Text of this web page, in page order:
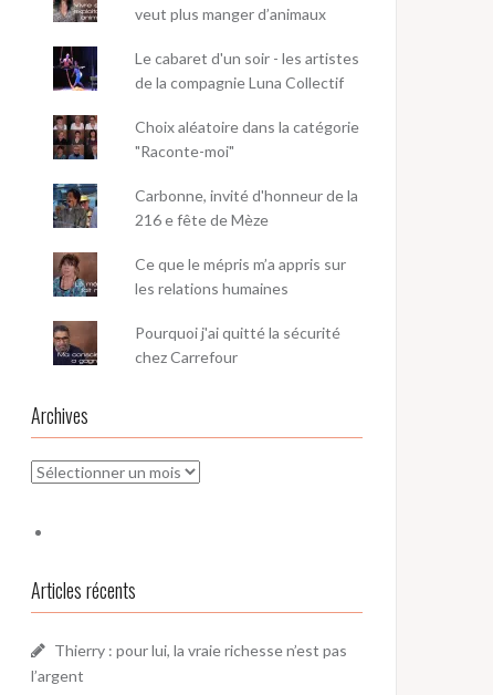
veut plus manger d’animaux
Le cabaret d'un soir - les artistes
de la compagnie Luna Collectif
Choix aléatoire dans la catégorie
"Raconte-moi"
Carbonne, invité d'honneur de la
216 e fête de Mèze
Ce que le mépris m’a appris sur
les relations humaines
Pourquoi j'ai quitté la sécurité
chez Carrefour
Archives
Archives
Articles récents
Thierry : pour lui, la vraie richesse n’est pas
l’argent